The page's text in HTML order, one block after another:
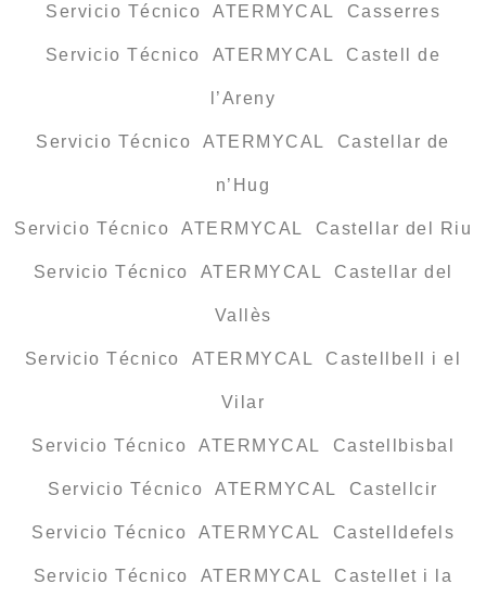
Servicio Técnico ATERMYCAL Casserres
Servicio Técnico ATERMYCAL Castell de
l’Areny
Servicio Técnico ATERMYCAL Castellar de
n’Hug
Servicio Técnico ATERMYCAL Castellar del Riu
Servicio Técnico ATERMYCAL Castellar del
Vallès
Servicio Técnico ATERMYCAL Castellbell i el
Vilar
Servicio Técnico ATERMYCAL Castellbisbal
Servicio Técnico ATERMYCAL Castellcir
Servicio Técnico ATERMYCAL Castelldefels
Servicio Técnico ATERMYCAL Castellet i la